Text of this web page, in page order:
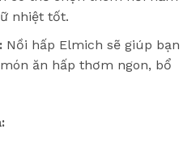
nhiệt tốt.
Nồi hấp Elmich sẽ giúp bạn
ăn hấp thơm ngon, bổ